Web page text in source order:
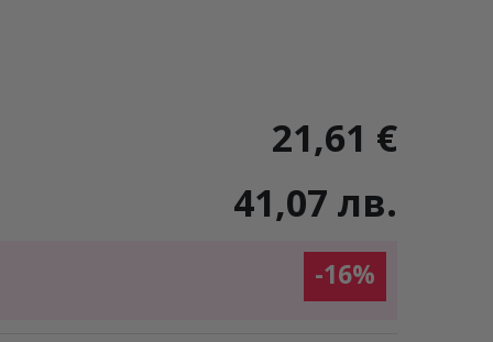
21,61 €
41,07 лв.
-16%